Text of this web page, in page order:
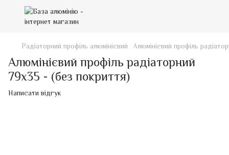
Радіаторний профіль алюмінієвий Алюмінієвий профіль
Алюмінієвий профіль радіаторний
79х35 - (без покриття)
Написати відгук